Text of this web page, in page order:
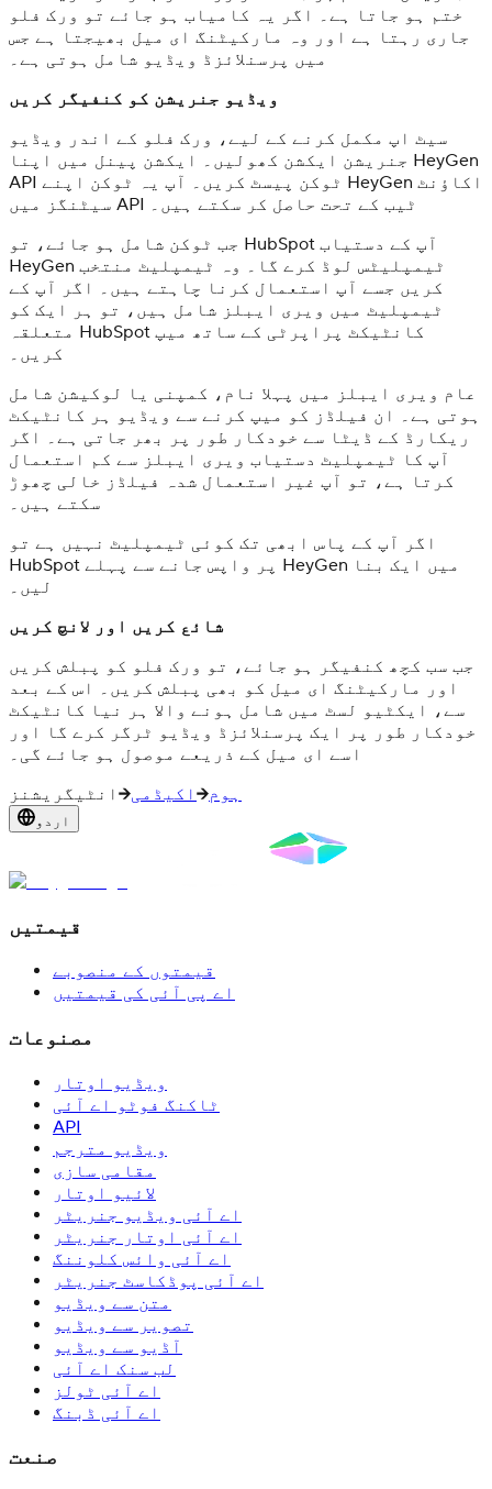
ختم ہو جاتا ہے۔ اگر یہ کامیاب ہو جائے تو ورک فلو
جاری رہتا ہے اور وہ مارکیٹنگ ای میل بھیجتا ہے جس
میں پرسنلائزڈ ویڈیو شامل ہوتی ہے۔
ویڈیو جنریشن کو کنفیگر کریں
سیٹ اپ مکمل کرنے کے لیے، ورک فلو کے اندر ویڈیو
جنریشن ایکشن کھولیں۔ ایکشن پینل میں اپنا HeyGen
API ٹوکن پیسٹ کریں۔ آپ یہ ٹوکن اپنے HeyGen اکاؤنٹ
سیٹنگز میں API ٹیب کے تحت حاصل کر سکتے ہیں۔
جب ٹوکن شامل ہو جائے، تو HubSpot آپ کے دستیاب
HeyGen ٹیمپلیٹس لوڈ کرے گا۔ وہ ٹیمپلیٹ منتخب
کریں جسے آپ استعمال کرنا چاہتے ہیں۔ اگر آپ کے
ٹیمپلیٹ میں ویری ایبلز شامل ہیں، تو ہر ایک کو
متعلقہ HubSpot کانٹیکٹ پراپرٹی کے ساتھ میپ
کریں۔
عام ویری ایبلز میں پہلا نام، کمپنی یا لوکیشن شامل
ہوتی ہے۔ ان فیلڈز کو میپ کرنے سے ویڈیو ہر کانٹیکٹ
ریکارڈ کے ڈیٹا سے خودکار طور پر بھر جاتی ہے۔ اگر
آپ کا ٹیمپلیٹ دستیاب ویری ایبلز سے کم استعمال
کرتا ہے، تو آپ غیر استعمال شدہ فیلڈز خالی چھوڑ
سکتے ہیں۔
اگر آپ کے پاس ابھی تک کوئی ٹیمپلیٹ نہیں ہے تو
HubSpot پر واپس جانے سے پہلے HeyGen میں ایک بنا
لیں۔
شائع کریں اور لانچ کریں
جب سب کچھ کنفیگر ہو جائے، تو ورک فلو کو پبلش کریں
اور مارکیٹنگ ای میل کو بھی پبلش کریں۔ اس کے بعد
سے، ایکٹیو لسٹ میں شامل ہونے والا ہر نیا کانٹیکٹ
خودکار طور پر ایک پرسنلائزڈ ویڈیو ٹرگر کرے گا اور
اسے ای میل کے ذریعے موصول ہو جائے گی۔
ہوم
اکیڈمی انٹیگریشنز
اردو
قیمتیں
قیمتوں کے منصوبے
اے پی آئی کی قیمتیں
مصنوعات
ویڈیو اوتار
ٹاکنگ فوٹو اے آئی
API
ویڈیو مترجم
مقامی سازی
لائیو اوتار
اے آئی ویڈیو جنریٹر
اے آئی اوتار جنریٹر
اے آئی وائس کلوننگ
اے آئی پوڈکاسٹ جنریٹر
متن سے ویڈیو
تصویر سے ویڈیو
آڈیو سے ویڈیو
لب سنک اے آئی
اے آئی ٹولز
اے آئی ڈبنگ
صنعت